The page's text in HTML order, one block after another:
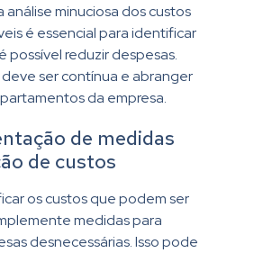
análise minuciosa dos custos
é essencial para identificar
possível reduzir despesas.
deve ser contínua e abranger
da empresa.
de medidas
de custos
os custos que podem ser
medidas para
desnecessárias. Isso pode